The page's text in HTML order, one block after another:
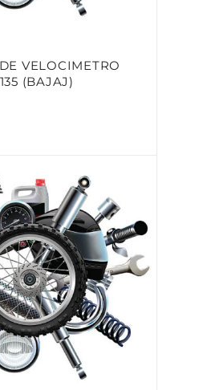
VELOCIMETRO
(BAJAJ)